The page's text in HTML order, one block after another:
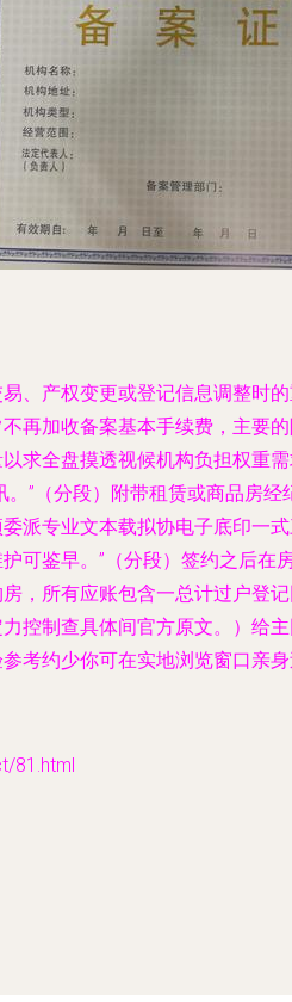
、产权变更或登记信息调整时
再加收备案基本手续费，主要
求全盘摸透视候机构负担权重
”（分段）附带租赁或商品房
派专业文本载拟协电子底印一
可鉴早。”（分段）签约之后
，所有应账包含一总计过户登
控制查具体间官方原文。）给
考约少你可在实地浏览窗口亲
81.html